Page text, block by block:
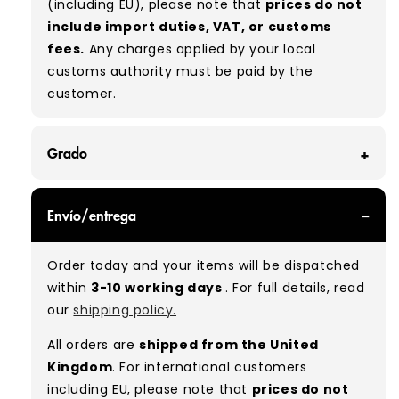
(including EU), please note that prices do not
include import duties, VAT, or customs
fees. Any charges applied by your local
customs authority must be paid by the
customer.
Grado
can expect items that are in great condition
with minimal signs of wear. While they are
used, they remain free of significant defects
and are in excellent shape overall.
Please note:As these are vintage/used
garments, a small percentage (5–10%) may
Envío/entrega
Order today and your items will be dispatched
within 3-10 working days. For full details, read
ourshipping policy.
All orders are shipped from the United
Kingdom. For international customers
including EU, please note that prices do not